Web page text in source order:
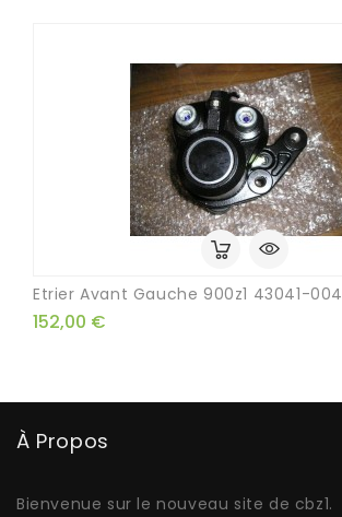
Etrier Avant Gauche 900z1 43041-004
152,00 €
À Propos
Bienvenue sur le nouveau site de cbz1.